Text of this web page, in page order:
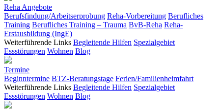
Reha Angebote
Berufsfindung/Arbeitserprobung Reha-Vorbereitung Berufliches
Training Berufliches Training – Trauma BvB-Reha Reha-
Erstausbildung (IngE)
Weiterführende Links Begleitende Hilfen Spezialgebiet
Essstörungen Wohnen Blog
Termine
Beginntermine BTZ-Beratungstage Ferien/Familienheimfahrt
Weiterführende Links Begleitende Hilfen Spezialgebiet
Essstörungen Wohnen Blog